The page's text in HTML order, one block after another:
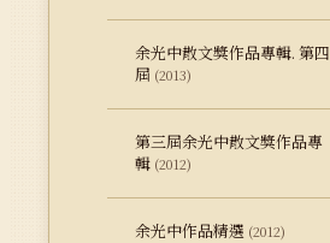
余光中散文獎作品專輯. 第四
屆 (2013)
第三屆余光中散文獎作品專
輯 (2012)
余光中作品精選 (2012)